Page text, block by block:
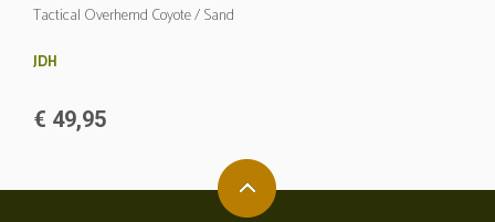
Tactical Overhemd Coyote / Sand
JDH
€ 49,95